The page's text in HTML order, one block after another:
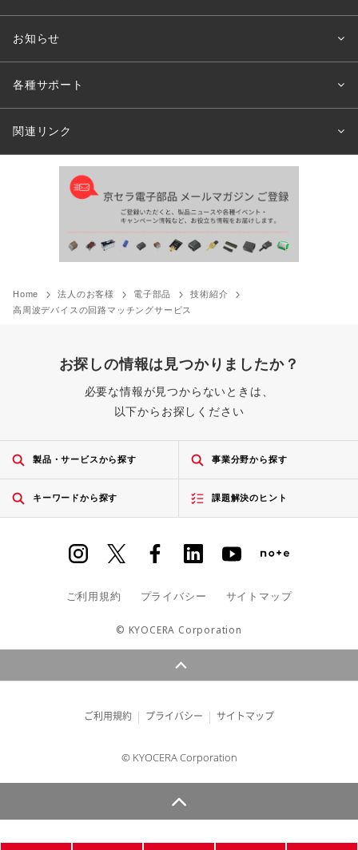
お知らせ
各種サポート
関連リンク
Home 法人のお客様 電子部品
技術紹介
高周波デバイスの回路マッチングサービス
お探しの情報は見つかりましたか？
必要な情報が見つからないときは、
以下からお探しください
製品・サービスから探す 事業分野から探す
キーワードから探す 課題解決のヒント
ご利用規約 プライバシー サイトマップ
© KYOCERA Corporation
ご利用規約 プライバシー サイトマップ
© KYOCERA Corporation